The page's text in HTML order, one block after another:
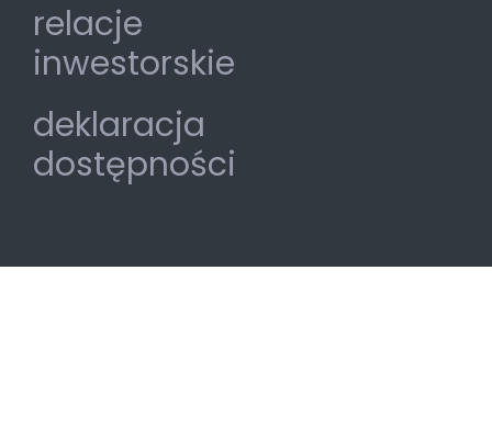
relacje
inwestorskie
deklaracja
dostępności